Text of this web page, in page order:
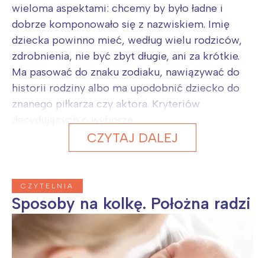
wieloma aspektami: chcemy by było ładne i
dobrze komponowało się z nazwiskiem. Imię
dziecka powinno mieć, według wielu rodziców,
zdrobnienia, nie być zbyt długie, ani za krótkie.
Ma pasować do znaku zodiaku, nawiązywać do
historii rodziny albo ma upodobnić dziecko do
znanego piłkarza czy aktora. Kryteriów
CZYTAJ DALEJ
CZYTELNIA
Sposoby na kolkę. Położna radzi